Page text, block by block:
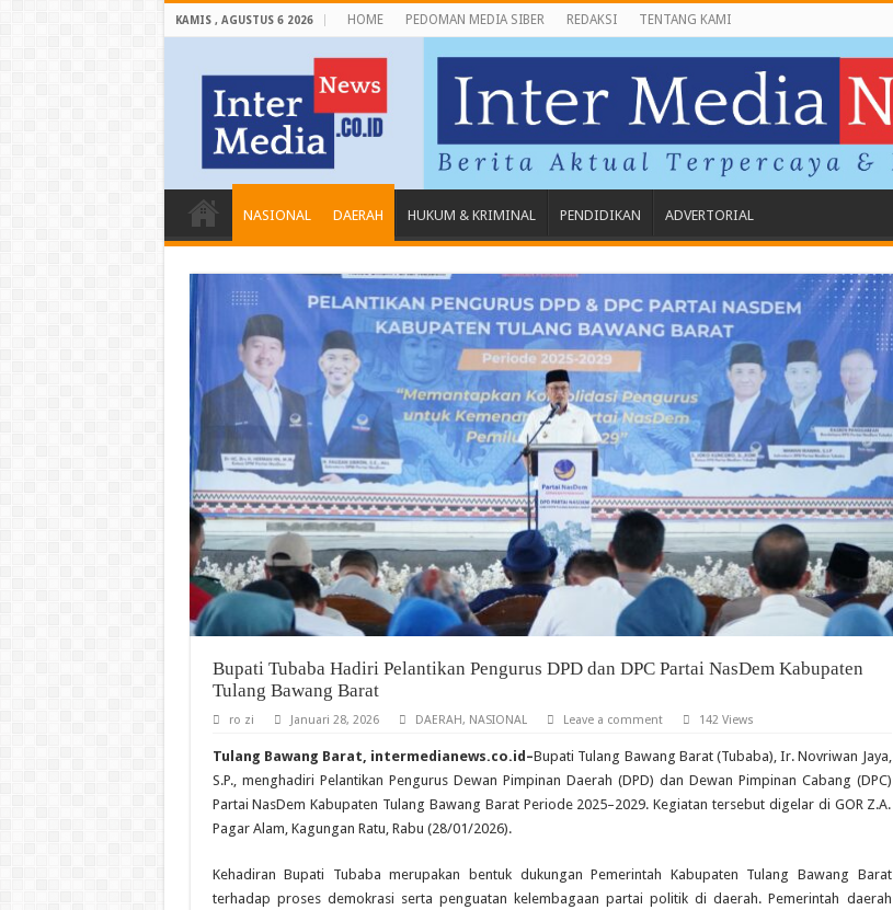
KAMIS , AGUSTUS 6 2026 HOME PEDOMAN MEDIA SIBER REDAKSI TENTANG KAMI
NASIONAL DAERAH HUKUM & KRIMINAL PENDIDIKAN ADVERTORIAL
Bupati Tubaba Hadiri Pelantikan Pengurus DPD dan DPC Partai NasDem Kabupaten
Tulang Bawang Barat
ro zi Januari 28, 2026 DAERAH, NASIONAL Leave a comment 142 Views
Tulang Bawang Barat, intermedianews.co.id–Bupati Tulang Bawang Barat (Tubaba), Ir. Novriwan Jaya,
S.P., menghadiri Pelantikan Pengurus Dewan Pimpinan Daerah (DPD) dan Dewan Pimpinan Cabang (DPC)
Partai NasDem Kabupaten Tulang Bawang Barat Periode 2025–2029. Kegiatan tersebut digelar di GOR Z.A.
Pagar Alam, Kagungan Ratu, Rabu (28/01/2026).
Kehadiran Bupati Tubaba merupakan bentuk dukungan Pemerintah Kabupaten Tulang Bawang Barat
terhadap proses demokrasi serta penguatan kelembagaan partai politik di daerah. Pemerintah daerah